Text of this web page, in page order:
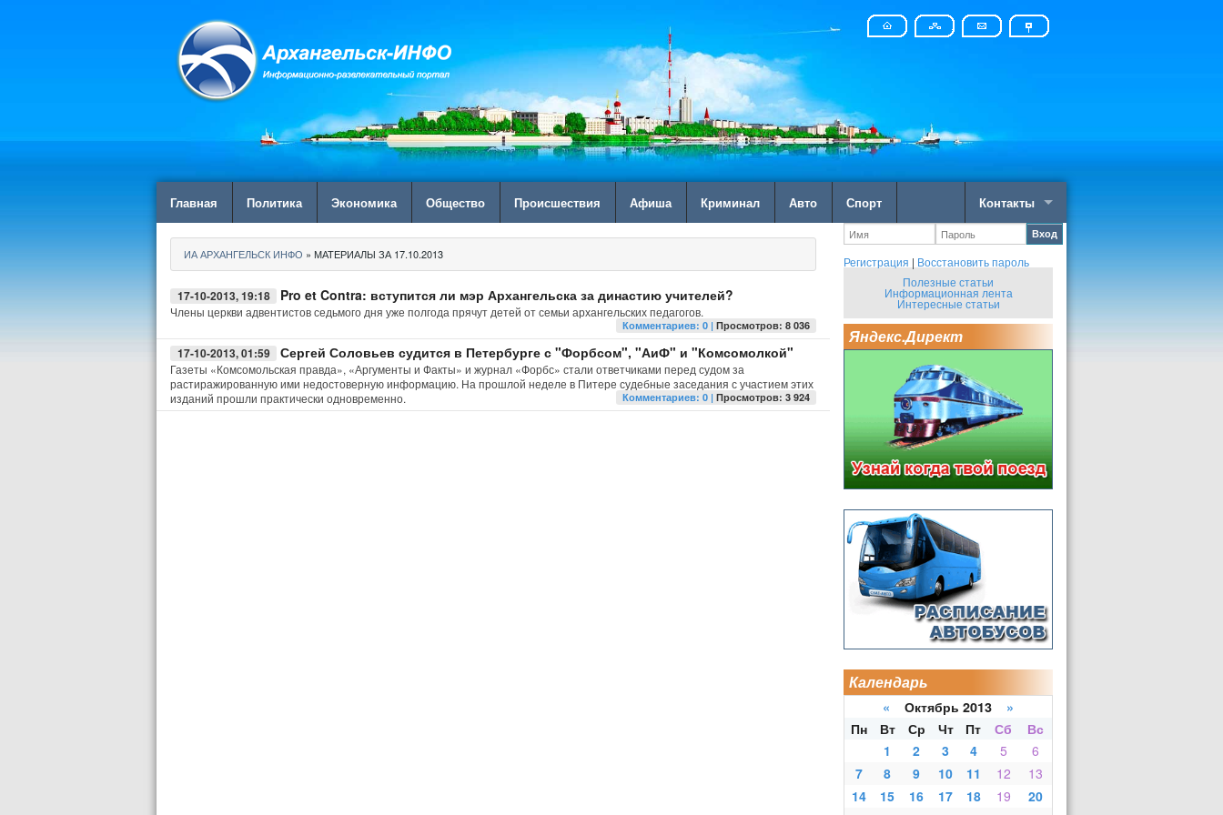
Главная Политика Экономика Общество Происшествия Афиша Криминал Авто Спорт Контакты
ИА АРХАНГЕЛЬСК ИНФО » МАТЕРИАЛЫ ЗА 17.10.2013
17-10-2013, 19:18 Pro et Contra: вступится ли мэр Архангельска за династию учителей?
Члены церкви адвентистов седьмого дня уже полгода прячут детей от семьи архангельских педагогов.
Комментариев: 0 |Просмотров: 8 036
17-10-2013, 01:59 Сергей Соловьев судится в Петербурге с "Форбсом", "АиФ" и "Комсомолкой"
Газеты «Комсомольская правда», «Аргументы и Факты» и журнал «Форбс» стали ответчиками перед судом за
растиражированную ими недостоверную информацию. На прошлой неделе в Питере судебные заседания с участием этих
изданий прошли практически одновременно.
Комментариев: 0 |Просмотров: 3 924
Вход
Регистрация | Восстановить пароль
Полезные статьи
Информационная лента
Интересные статьи
Яндекс.Директ
Календарь
« Октябрь 2013 »
Пн
Вт Ср Чт Пт Сб
Вс
1
2 3 4 5
6
7
8 9 10 11 12
13
14
15 16 17 18 19
20